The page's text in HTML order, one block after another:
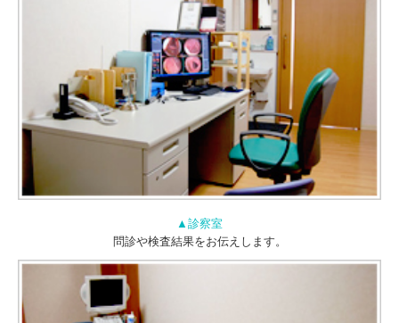
▲診察室
問診や検査結果をお伝えします。